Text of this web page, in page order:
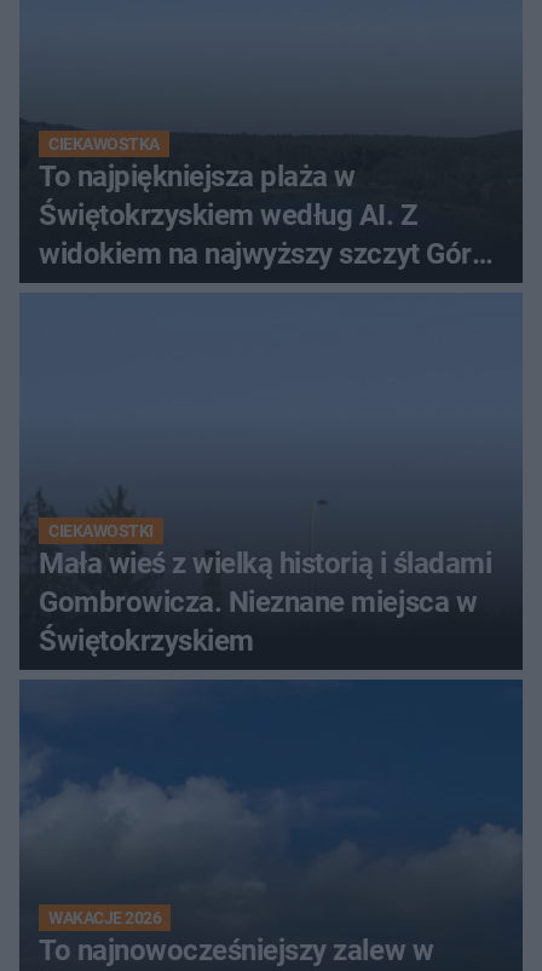
CIEKAWOSTKA
To najpiękniejsza plaża w
Świętokrzyskiem według AI. Z
widokiem na najwyższy szczyt Gór
Świętokrzyskich
CIEKAWOSTKI
Mała wieś z wielką historią i śladami
Gombrowicza. Nieznane miejsca w
Świętokrzyskiem
WAKACJE 2026
To najnowocześniejszy zalew w